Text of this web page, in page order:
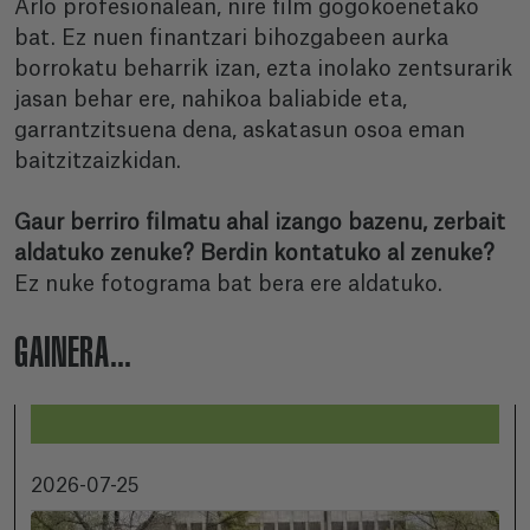
Arlo profesionalean, nire film gogokoenetako
bat. Ez nuen finantzari bihozgabeen aurka
borrokatu beharrik izan, ezta inolako zentsurarik
jasan behar ere, nahikoa baliabide eta,
garrantzitsuena dena, askatasun osoa eman
baitzitzaizkidan.
Gaur berriro filmatu ahal izango bazenu, zerbait
aldatuko zenuke? Berdin kontatuko al zenuke?
Ez nuke fotograma bat bera ere aldatuko.
GAINERA...
2026-07-25